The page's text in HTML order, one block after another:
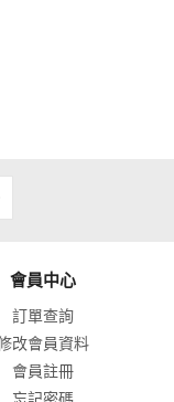
會員中心
訂單查詢
改會員資料
會員註冊
忘記密碼